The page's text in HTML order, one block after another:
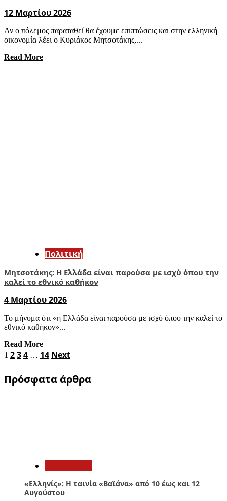
12 Μαρτίου 2026
Αν ο πόλεμος παραταθεί θα έχουμε επιπτώσεις και στην ελληνική
οικονομία λέει ο Κυριάκος Μητσοτάκης,...
Read More
Πολιτική
Μητσοτάκης: Η Ελλάδα είναι παρούσα με ισχύ όπου την
καλεί το εθνικό καθήκον
4 Μαρτίου 2026
Το μήνυμα ότι «η Ελλάδα είναι παρούσα με ισχύ όπου την καλεί το
εθνικό καθήκον»...
Read More
Σελιδοποίηση
άρθρων
1 234 … 14 Next
Πρόσφατα άρθρα
«Ελληνίς»: Η ταινία «Βαϊάνα» από 10 έως και 12
Αυγούστου